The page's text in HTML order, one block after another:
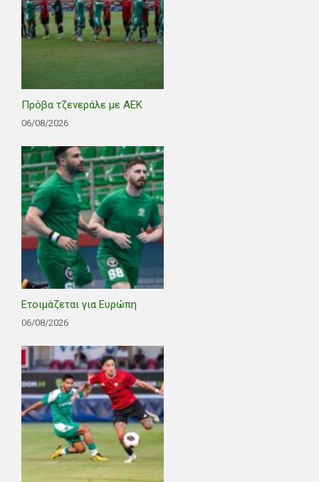
Πρόβα τζενεράλε με ΑΕΚ
06/08/2026
Ετοιμάζεται για Ευρώπη
06/08/2026